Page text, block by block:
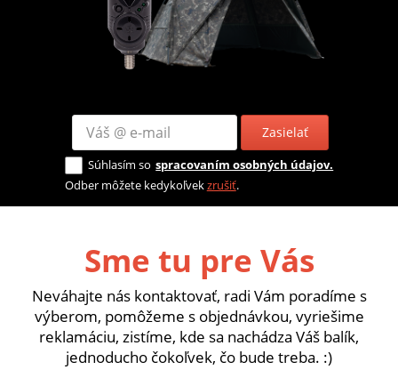
Zasielať
Súhlasím so spracovaním osobných údajov.
Odber môžete kedykoľvekzrušiť.
Sme tu pre Vás
Neváhajte nás kontaktovať, radi Vám poradíme s
výberom, pomôžeme s objednávkou, vyriešime
reklamáciu, zistíme, kde sa nachádza Váš balík,
jednoducho čokoľvek, čo bude treba. :)